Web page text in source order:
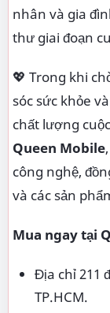
nhân và gia
thư giai đoạn
💖 Trong khi
sóc sức khỏe
chất lượng
Queen Mobile
công nghệ,
và các sản
Mua ngay tại
Địa chỉ 211
TP.HCM.